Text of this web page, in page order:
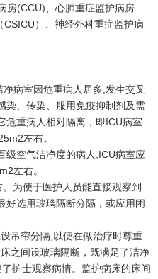
房(CCU)、心肺重症监护病房
）、神经外科重症监护病
病室因危重病人居多,发生交叉
染、传染、服用免疫抑制剂及需
危重病人相对隔离，即ICU病室
左右。
级空气洁净度的病人,ICU病室应
左右。
为便于医护人员能直接观察到
好选用玻璃隔断分隔，或应用闭
吊帘分隔,以便在做治疗时尊重
之间设玻璃隔断，既满足了洁净
护士观察病情。监护病床的床间